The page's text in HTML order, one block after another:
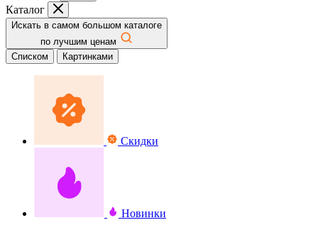
Каталог
Искать в самом большом каталоге
по лучшим ценам
Списком
Картинками
Скидки
Новинки